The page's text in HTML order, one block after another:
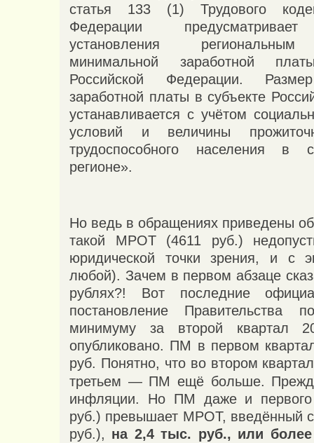
статья 133 (1) Трудового
Федерации
установления
минимальной заработной
Российской Федерации.
заработной платы в субъекте
устанавливается с учётом
условий и величины
трудоспособного населения в
регионе».
Но ведь в обращениях приведены
такой МРОТ (4611 руб.)
юридической точки зрения, и с
любой). Зачем в первом абзаце
рублях?! Вот последние
постановление Правительства
минимуму за второй квартал
опубликовано. ПМ в первом
руб. Понятно, что во втором
третьем — ПМ ещё больше.
инфляции. Но ПМ даже и первого
руб.) превышает МРОТ, введённый с
руб.), на 2,4 тыс. руб., или